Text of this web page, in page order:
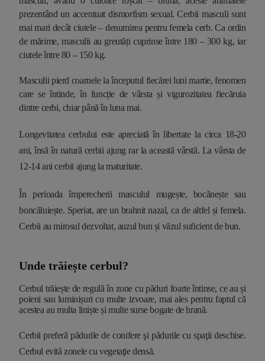
prezentând un accentuat dismorfism sexual. Cerbii masculi sunt
mai mari decât ciutele – denumirea pentru femela cerb. Ca ordin
de mărime, masculii au greutăți cuprinse între 180 – 300 kg, iar
ciutele între 80 – 150 kg.
Masculii pierd coarnele la începutul fiecărei luni martie, fenomen
care se întinde, în funcție de vârsta și vigurozitatea fiecăruia
dintre cerbi, chiar până în luna mai.
Longevitatea cerbului este apreciată în libertate la circa 18-20
ani, însă în natură cerbii ajung rar la această vârstă. La vârsta de
12-14 ani cerbii ajung la maturitate.
În perioada împerecherii masculul mugește, bocănește sau
boncăluiește. Speriat, are un brahnit nazal, ca de altfel și femela.
Cerbii au mirosul dezvoltat, auzul bun și văzul suficient de bun.
Unde trăiește cerbul?
Cerbul trăiește de regulă în zone cu păduri foarte întinse, ce au și
poieni sau luminișuri cu multe izvoare, mai ales pentru faptul că
acestea au multa liniște și multe surse bogate de hrană.
Cerbii preferă pădurile de conifere şi pădurile cu spaţii deschise.
Cerbul evită zonele cu vegetaţie densă.